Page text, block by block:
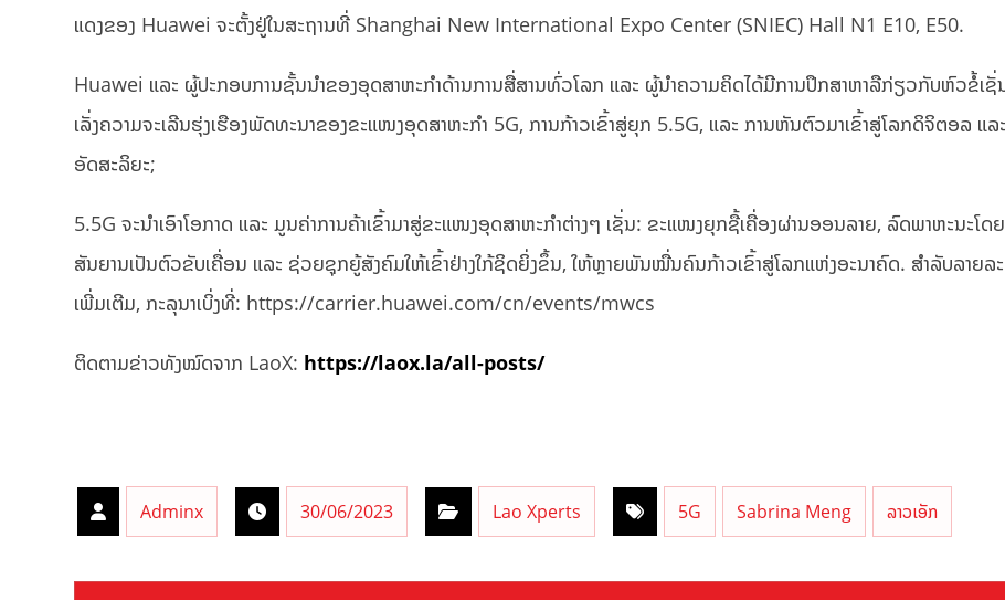
ແດງຂອງ Huawei ຈະຕັ້ງ​ຢູ່​ໃນສະຖານທີ່ Shanghai New International Expo Center (SNIEC) Hall N1 E10, E50.
Huawei ແລະ ຜູ້ປະກອບການຊັ້ນນໍາຂອງອຸດສາຫະກໍາດ້ານການສື່ສານທົ່ວໂລກ ແລະ ຜູ້ນໍາຄວາມຄິດໄດ້ມີການປຶກສາຫາລືກ່ຽວກັບຫົວຂໍ້ເຊັ່
ເລັ່ງຄວາມຈະເລີນຮຸ່ງເຮືອງພັດທະນາຂອງຂະແໜງອຸດສາຫະກໍາ 5G, ການກ້າວເຂົ້າສູ່ຍຸກ 5.5G, ແລະ ການຫັນຕົວມາເຂົ້າສູ່ໂລກດິຈິຕອລ ແລ
ອັດສະລິຍະ;
5.5G ຈະນໍາເອົາໂອກາດ ແລະ ມູນຄ່າການຄ້າເຂົ້າມາສູ່ຂະແໜງອຸດສາຫະກໍາຕ່າງໆ ເຊັ່ນ: ຂະແໜງຍຸກຊື້ເຄື່ອງຜ່ານອອນລາຍ, ລົດພາຫະນະໂດ
ສັນຍານເປັນຕົວຂັບເຄື່ອນ ແລະ ຊ່ວຍຊຸກຍູ້ສັງຄົມໃຫ້ເຂົ້າຢ່າງໃກ້ຊິດຍິ່ງຂຶ້ນ, ໃຫ້ຫຼາຍພັນໝື່ນຄົນກ້າວເຂົ້າສູ່ໂລກແຫ່ງອະນາຄົດ. ສໍາລັບລາຍລ
ເພີ່ມເຕີມ, ກະລຸນາເບິ່ງທີ່: https://carrier.huawei.com/cn/events/mwcs
ຕິດຕາມຂ່າວທັງໝົດຈາກ LaoX: https://laox.la/all-posts/
Adminx 30/06/2023 Lao Xperts 5G Sabrina Meng ລາວເອັກ